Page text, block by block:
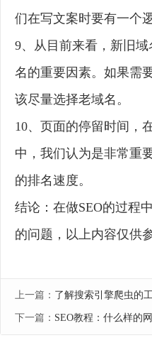
们在写文案时要有一个
9、从目前来看，新旧
名的重要因素。如果需
该尽量选择老域名。
10、页面的停留时间，
中，我们认为是非常重
的排名速度。
结论：在做SEO的过程
的问题，以上内容仅供
上一篇： 了解搜索引擎爬虫的
下一篇： SEO教程：什么样的网站